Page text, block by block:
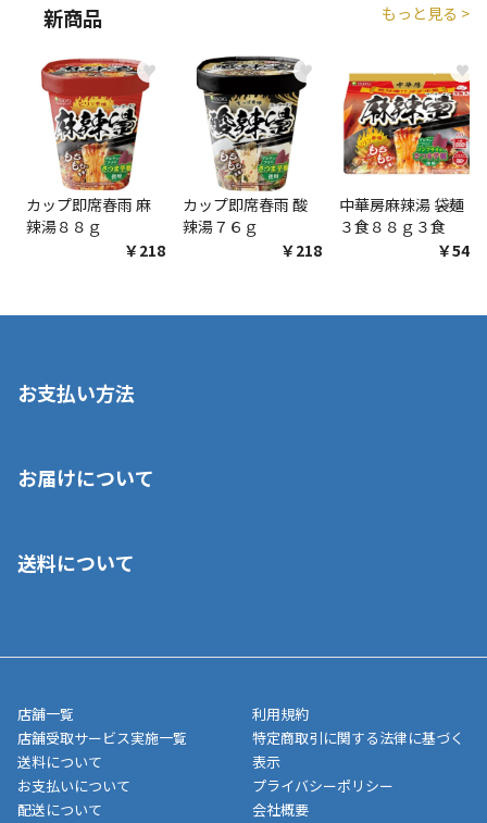
新商品 もっと見る >
♥
カップ即席春雨 麻
辣湯８８ｇ
￥218
♥
カップ即席春雨 酸
辣湯７６ｇ
￥218
♥
中華房麻辣湯 袋麺
３食８８ｇ３食
￥548
お支払い方法
いいただくことはできません。ご了承ください。
■代金引換(代引)※手数料がかかります
■商品によっては一部決済方法が使用できない場合がございま
す。
お届けについて
ご注文が確認出来次第、1～4営業日に発送いたします。「お取り
業日にてお引渡しとなります。(離島などの場合、例外もあります)
メーカー直送品など一部商品については、その他商品との購入に
制限がかかる場合がございます。また発送日についても、通常と
異なる場合がございます。対象商品の説明ページをご確認くださ
い。
■店舗受取をご選択いただいた場合
送料について
店舗一覧
店舗受取サービス実施一覧
送料について
お支払いについて
配送について
利用規約
特定商取引に関する法律に基づく
表示
プライバシーポリシー
会社概要